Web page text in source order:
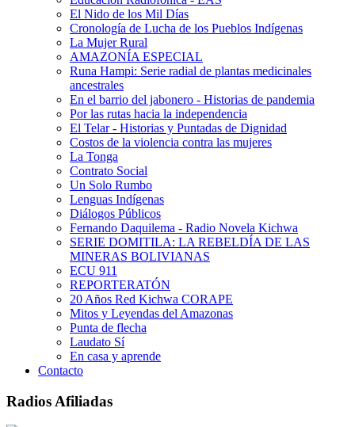
El Nido de los Mil Días
Cronología de Lucha de los Pueblos Indígenas
La Mujer Rural
AMAZONÍA ESPECIAL
Runa Hampi: Serie radial de plantas medicinales
ancestrales
En el barrio del jabonero - Historias de pandemia
Por las rutas hacia la independencia
El Telar - Historias y Puntadas de Dignidad
Costos de la violencia contra las mujeres
La Tonga
Contrato Social
Un Solo Rumbo
Lenguas Indígenas
Diálogos Públicos
Fernando Daquilema - Radio Novela Kichwa
SERIE DOMITILA: LA REBELDÍA DE LAS
MINERAS BOLIVIANAS
ECU 911
REPORTERATÓN
20 Años Red Kichwa CORAPE
Mitos y Leyendas del Amazonas
Punta de flecha
Laudato Sí
En casa y aprende
Contacto
Radios Afiliadas